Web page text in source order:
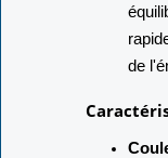
de